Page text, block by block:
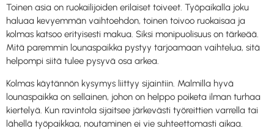
Toinen asia on ruokailijoiden erilaiset toiveet. Työpaikalla joku
haluaa kevyemmän vaihtoehdon, toinen toivoo ruokaisaa ja
kolmas katsoo erityisesti makua. Siksi monipuolisuus on tärkeää.
Mitä paremmin lounaspaikka pystyy tarjoamaan vaihtelua, sitä
helpompi siitä tulee pysyvä osa arkea.
Kolmas käytännön kysymys liittyy sijaintiin. Malmilla hyvä
lounaspaikka on sellainen, johon on helppo poiketa ilman turhaa
kiertelyä. Kun ravintola sijaitsee järkevästi työreittien varrella tai
lähellä työpaikkaa, noutaminen ei vie suhteettomasti aikaa.